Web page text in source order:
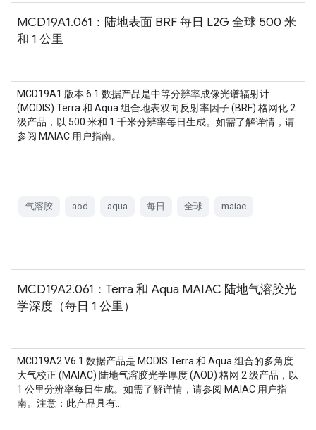
MCD19A1.061：陆地表面 BRF 每日 L2G 全球 500 米
和 1 公里
MCD19A1 版本 6.1 数据产品是中等分辨率成像光谱辐射计
(MODIS) Terra 和 Aqua 组合地表双向反射率因子 (BRF) 格网化 2
级产品，以 500 米和 1 千米分辨率每日生成。如需了解详情，请
参阅 MAIAC 用户指南。
气溶胶 aod aqua 每日 全球 maiac
MCD19A2.061：Terra 和 Aqua MAIAC 陆地气溶胶光
学深度（每日 1 公里）
MCD19A2 V6.1 数据产品是 MODIS Terra 和 Aqua 组合的多角度
大气校正 (MAIAC) 陆地气溶胶光学厚度 (AOD) 格网 2 级产品，以
1 公里分辨率每日生成。如需了解详情，请参阅 MAIAC 用户指
南。注意：此产品具有…